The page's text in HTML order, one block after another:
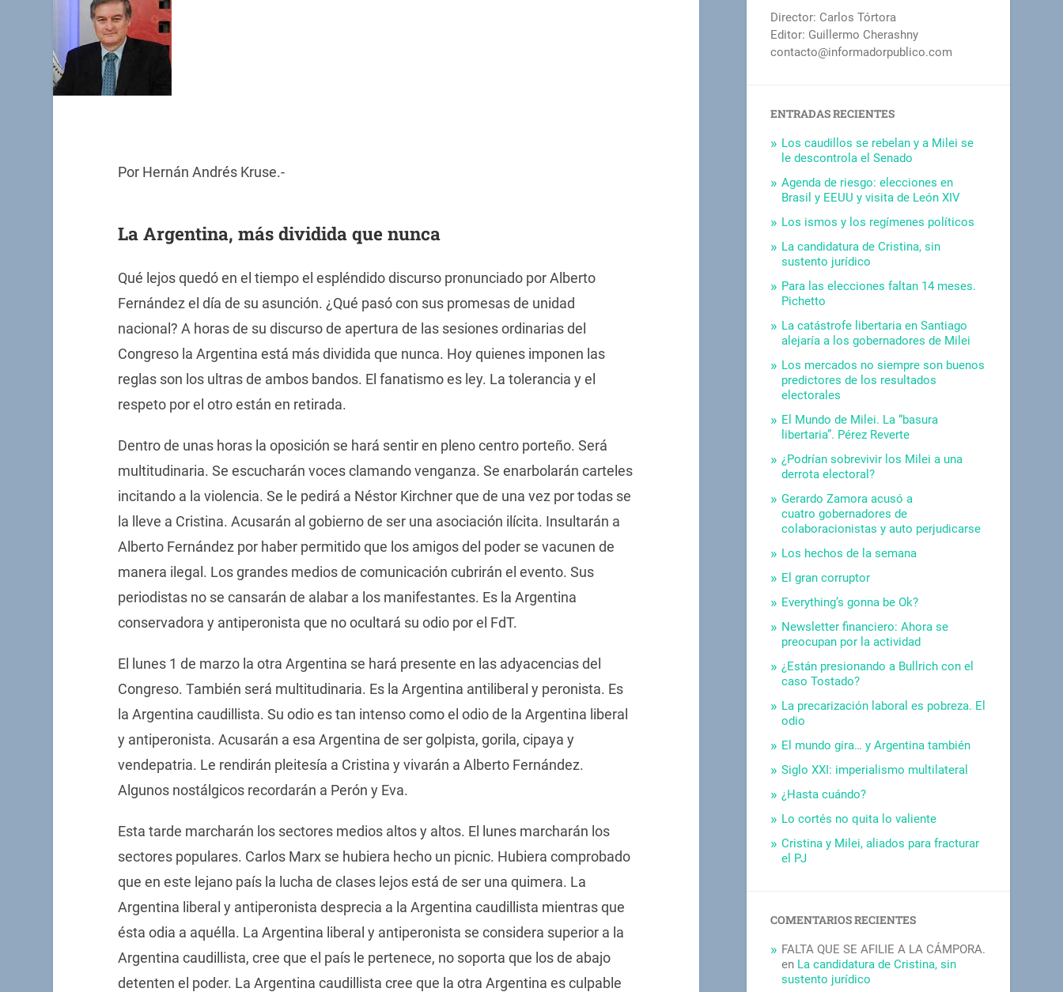
Por Hernán Andrés Kruse.-
La Argentina, más dividida que nunca
Qué lejos quedó en el tiempo el espléndido discurso pronunciado por Alberto
Fernández el día de su asunción. ¿Qué pasó con sus promesas de unidad
nacional? A horas de su discurso de apertura de las sesiones ordinarias del
Congreso la Argentina está más dividida que nunca. Hoy quienes imponen las
reglas son los ultras de ambos bandos. El fanatismo es ley. La tolerancia y el
respeto por el otro están en retirada.
Dentro de unas horas la oposición se hará sentir en pleno centro porteño. Será
multitudinaria. Se escucharán voces clamando venganza. Se enarbolarán carteles
incitando a la violencia. Se le pedirá a Néstor Kirchner que de una vez por todas se
la lleve a Cristina. Acusarán al gobierno de ser una asociación ilícita. Insultarán a
Alberto Fernández por haber permitido que los amigos del poder se vacunen de
manera ilegal. Los grandes medios de comunicación cubrirán el evento. Sus
periodistas no se cansarán de alabar a los manifestantes. Es la Argentina
conservadora y antiperonista que no ocultará su odio por el FdT.
El lunes 1 de marzo la otra Argentina se hará presente en las adyacencias del
Congreso. También será multitudinaria. Es la Argentina antiliberal y peronista. Es
la Argentina caudillista. Su odio es tan intenso como el odio de la Argentina liberal
y antiperonista. Acusarán a esa Argentina de ser golpista, gorila, cipaya y
vendepatria. Le rendirán pleitesía a Cristina y vivarán a Alberto Fernández.
Algunos nostálgicos recordarán a Perón y Eva.
Esta tarde marcharán los sectores medios altos y altos. El lunes marcharán los
sectores populares. Carlos Marx se hubiera hecho un picnic. Hubiera comprobado
que en este lejano país la lucha de clases lejos está de ser una quimera. La
Argentina liberal y antiperonista desprecia a la Argentina caudillista mientras que
ésta odia a aquélla. La Argentina liberal y antiperonista se considera superior a la
Argentina caudillista, cree que el país le pertenece, no soporta que los de abajo
detenten el poder. La Argentina caudillista cree que la otra Argentina es culpable
Director: Carlos Tórtora
Editor: Guillermo Cherashny
contacto@informadorpublico.com
ENTRADAS RECIENTES
Los caudillos se rebelan y a Milei se
le descontrola el Senado
Agenda de riesgo: elecciones en
Brasil y EEUU y visita de León XIV
Los ismos y los regímenes políticos
La candidatura de Cristina, sin
sustento jurídico
Para las elecciones faltan 14 meses.
Pichetto
La catástrofe libertaria en Santiago
alejaría a los gobernadores de Milei
Los mercados no siempre son buenos
predictores de los resultados
electorales
El Mundo de Milei. La “basura
libertaria”. Pérez Reverte
¿Podrían sobrevivir los Milei a una
derrota electoral?
Gerardo Zamora acusó a
cuatro gobernadores de
colaboracionistas y auto perjudicarse
Los hechos de la semana
El gran corruptor
Everything’s gonna be Ok?
Newsletter financiero: Ahora se
preocupan por la actividad
¿Están presionando a Bullrich con el
caso Tostado?
La precarización laboral es pobreza. El
odio
El mundo gira… y Argentina también
Siglo XXI: imperialismo multilateral
¿Hasta cuándo?
Lo cortés no quita lo valiente
Cristina y Milei, aliados para fracturar
el PJ
COMENTARIOS RECIENTES
FALTA QUE SE AFILIE A LA CÁMPORA.
en La candidatura de Cristina, sin
sustento jurídico